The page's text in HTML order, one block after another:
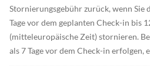
Stornierungsgebühr zurück, wenn Sie
Tage vor dem geplanten Check-in bis
(mitteleuropäische Zeit) stornieren.
als 7 Tage vor dem Check-in erfolgen,